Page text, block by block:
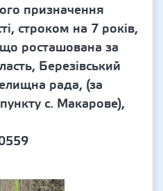
призначення
строком на 7 років,
росташована за
Березівський
рада, (за
с. Макарове),